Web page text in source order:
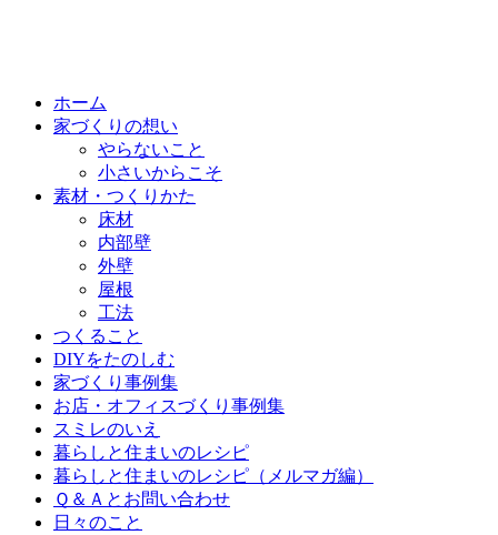
ホーム
家づくりの想い
やらないこと
小さいからこそ
素材・つくりかた
床材
内部壁
外壁
屋根
工法
つくること
DIYをたのしむ
家づくり事例集
お店・オフィスづくり事例集
スミレのいえ
暮らしと住まいのレシピ
暮らしと住まいのレシピ（メルマガ編）
Ｑ＆Ａとお問い合わせ
日々のこと